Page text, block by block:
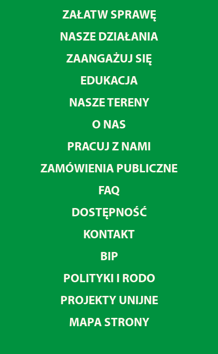
ZAŁATW SPRAWĘ
NASZE DZIAŁANIA
ZAANGAŻUJ SIĘ
EDUKACJA
NASZE TERENY
O NAS
PRACUJ Z NAMI
ZAMÓWIENIA PUBLICZNE
FAQ
DOSTĘPNOŚĆ
KONTAKT
BIP
POLITYKI I RODO
PROJEKTY UNIJNE
MAPA STRONY